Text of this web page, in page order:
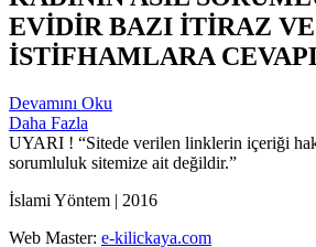
EVİDİR BAZI İTİRAZ VE
İSTİFHAMLARA
Devamını Oku
Daha Fazla
UYARI ! “Sitede verilen linklerin içeriği
sorumluluk sitemize ait değildir.”
İslami Yöntem | 2016
Web Master: e-kilickaya.com